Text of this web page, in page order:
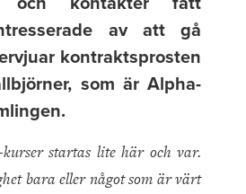
av att gå
kontraktsprosten
som är Alpha-
startas lite här och var.
bara eller något som är värt